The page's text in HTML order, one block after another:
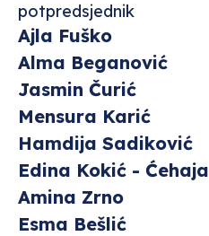
potpredsjednik
Ajla Fuško
Alma Beganović
Jasmin Čurić
Mensura Karić
Hamdija Sadiković
Edina Kokić - Ćehaja
Amina Zrno
Esma Bešlić